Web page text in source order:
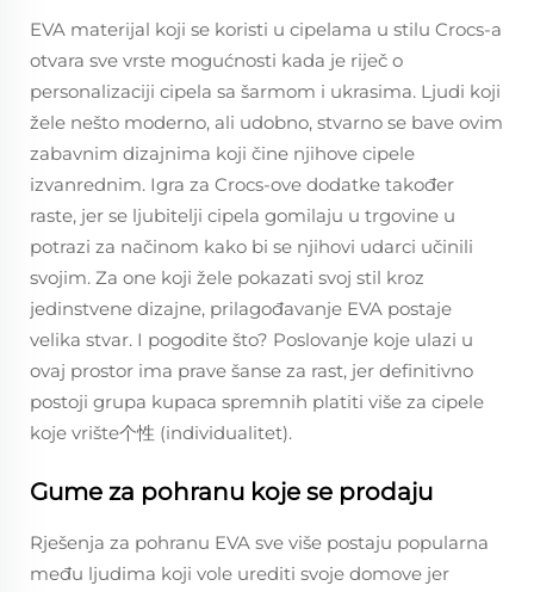
EVA materijal koji se koristi u cipelama u stilu Crocs-a
otvara sve vrste mogućnosti kada je riječ o
personalizaciji cipela sa šarmom i ukrasima. Ljudi koji
žele nešto moderno, ali udobno, stvarno se bave ovim
zabavnim dizajnima koji čine njihove cipele
izvanrednim. Igra za Crocs-ove dodatke također
raste, jer se ljubitelji cipela gomilaju u trgovine u
potrazi za načinom kako bi se njihovi udarci učinili
svojim. Za one koji žele pokazati svoj stil kroz
jedinstvene dizajne, prilagođavanje EVA postaje
velika stvar. I pogodite što? Poslovanje koje ulazi u
ovaj prostor ima prave šanse za rast, jer definitivno
postoji grupa kupaca spremnih platiti više za cipele
koje vrište个性 (individualitet).
Gume za pohranu koje se prodaju
Rješenja za pohranu EVA sve više postaju popularna
među ljudima koji vole urediti svoje domove jer